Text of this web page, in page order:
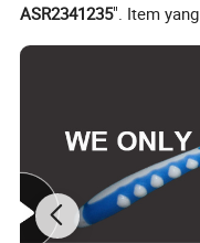
ASR2341235". Item